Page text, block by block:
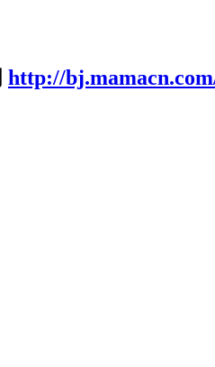
http://